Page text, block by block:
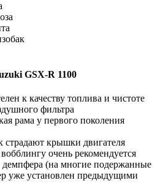
GSX-R 1100
к качеству топлива и чистоте
фильтра
рама у первого поколения
страдают крышки двигателя
очень рекомендуется
демпфера (на многие подержанные
уже установлен предыдущими